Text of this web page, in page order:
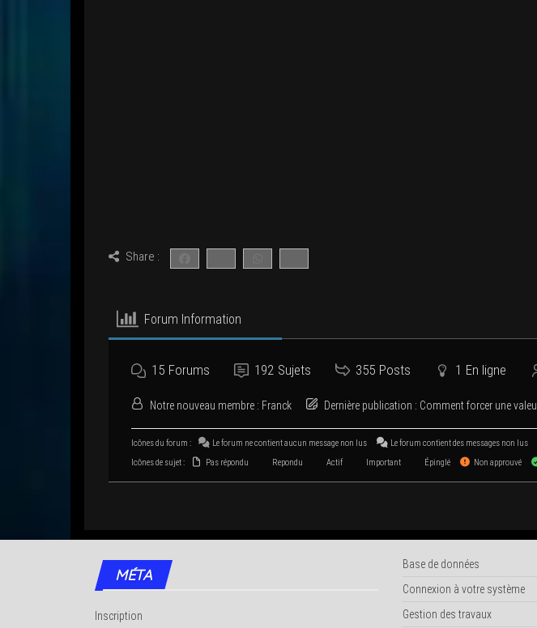
Share :
Forum Infor­ma­tion
15 Forums 192 Sujets 355 Posts 1 En ligne
Notre nou­veau membre : Franck Der­nière publi­ca­tion : Com­ment for­cer une
Icônes du forum : Le forum ne contient aucun mes­sage non lus
Le forum contient des mes­sages non lus
Icônes de sujet :
Pas répondu Repondu Actif Important Épinglé Non approuvé
MÉTA
Inscription
Base de données
Connexion à votre système
Gestion des travaux